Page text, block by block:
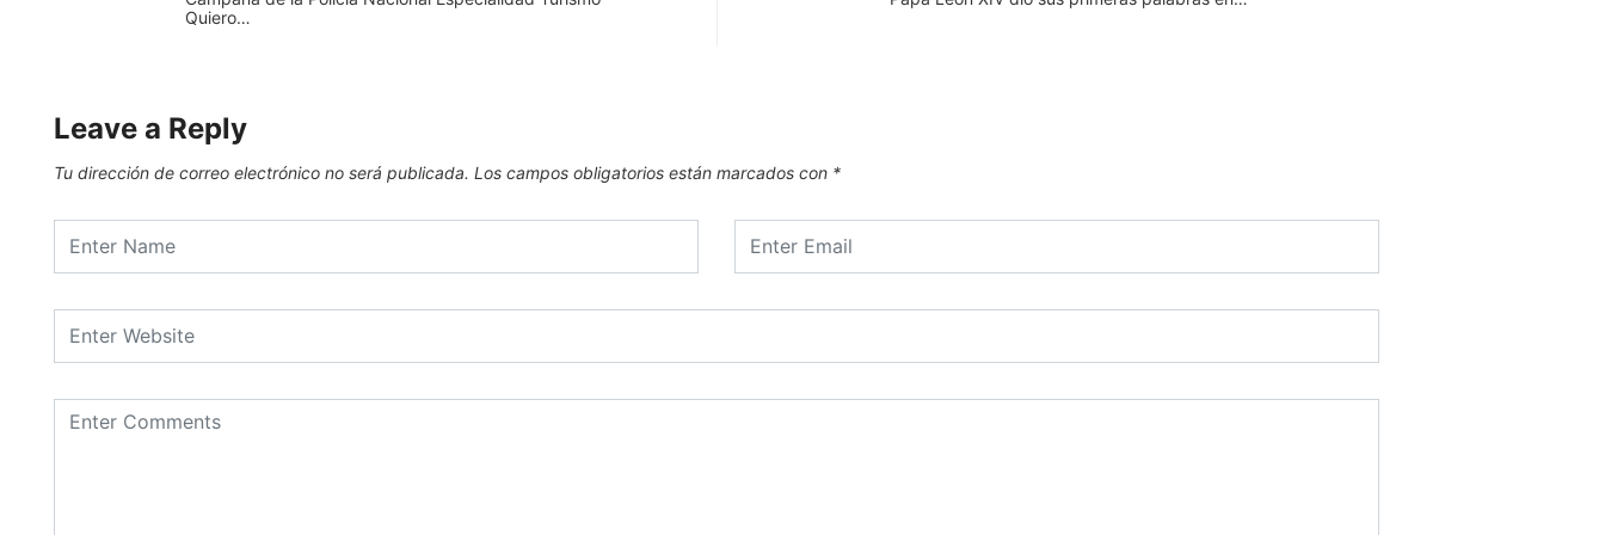
Quiero…
Leave a Reply
Tu dirección de correo electrónico no será publicada. Los campos obligatorios están marcados con *